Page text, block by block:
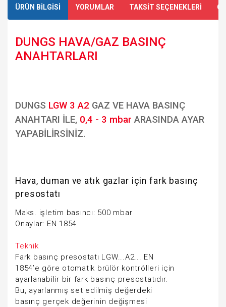
ÜRÜN BİLGİSİ YORUMLAR TAKSİT SEÇENEKLERİ
DUNGS HAVA/GAZ BASINÇ
ANAHTARLARI
DUNGS LGW 3 A2 GAZ VE HAVA BASINÇ
ANAHTARI İLE, 0,4 - 3 mbar ARASINDA AYAR
YAPABİLİRSİNİZ.
Hava, duman ve atık gazlar için fark basınç
presostatı
Maks. işletim basıncı: 500 mbar
Onaylar: EN 1854
Teknik
Fark basınç presostatı LGW...A2... EN
1854’e göre otomatik brülör kontrölleri için
ayarlanabilir bir fark basınç presostatıdır.
Bu, ayarlanmış set edilmiş değerdeki
basınç gerçek değerinin değişmesi